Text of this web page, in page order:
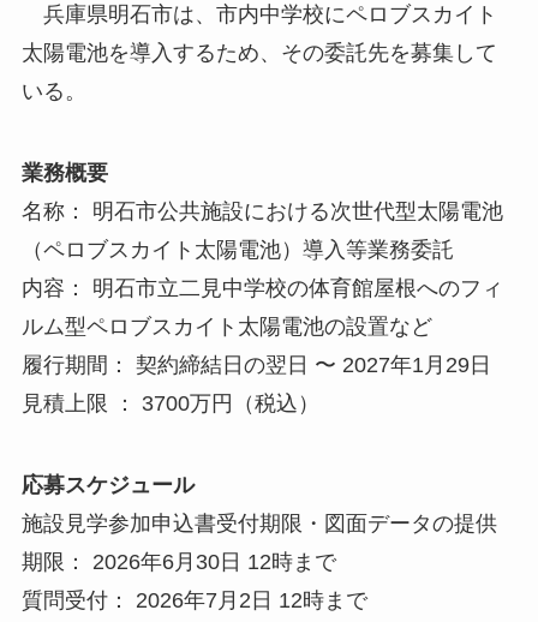
兵庫県明石市は、市内中学校にペロブスカイト
太陽電池を導入するため、その委託先を募集して
いる。
業務概要
名称： 明石市公共施設における次世代型太陽電池
（ペロブスカイト太陽電池）導入等業務委託
内容： 明石市立二見中学校の体育館屋根へのフィ
ルム型ペロブスカイト太陽電池の設置など
履行期間： 契約締結日の翌日 〜 2027年1月29日
見積上限 ： 3700万円（税込）
応募スケジュール
施設見学参加申込書受付期限・図面データの提供
期限： 2026年6月30日 12時まで
質問受付： 2026年7月2日 12時まで